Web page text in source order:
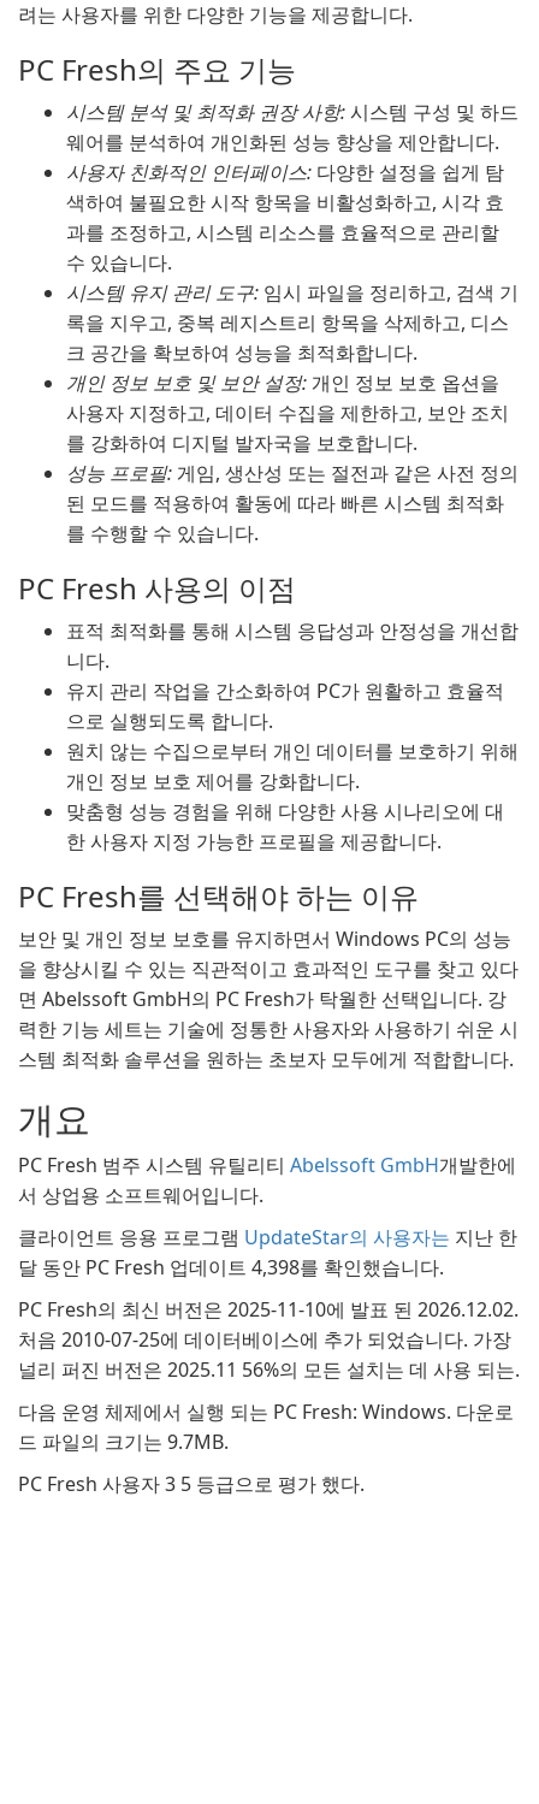
려는 사용자를 위한 다양한 기능을 제공합니다.
PC Fresh의 주요 기능
시스템 분석 및 최적화 권장 사항:시스템 구성 및 하드
웨어를 분석하여 개인화된 성능 향상을 제안합니다.
사용자 친화적인 인터페이스: 다양한 설정을 쉽게 탐
색하여 불필요한 시작 항목을 비활성화하고, 시각 효
과를 조정하고, 시스템 리소스를 효율적으로 관리할
수 있습니다.
시스템 유지 관리 도구: 임시 파일을 정리하고, 검색 기
록을 지우고, 중복 레지스트리 항목을 삭제하고, 디스
크 공간을 확보하여 성능을 최적화합니다.
개인 정보 보호 및 보안 설정: 개인 정보 보호 옵션을
사용자 지정하고, 데이터 수집을 제한하고, 보안 조치
를 강화하여 디지털 발자국을 보호합니다.
성능 프로필: 게임, 생산성 또는 절전과 같은 사전 정의
된 모드를 적용하여 활동에 따라 빠른 시스템 최적화
를 수행할 수 있습니다.
PC Fresh 사용의 이점
표적 최적화를 통해 시스템 응답성과 안정성을 개선합
니다.
유지 관리 작업을 간소화하여 PC가 원활하고 효율적
으로 실행되도록 합니다.
원치 않는 수집으로부터 개인 데이터를 보호하기 위해
개인 정보 보호 제어를 강화합니다.
맞춤형 성능 경험을 위해 다양한 사용 시나리오에 대
한 사용자 지정 가능한 프로필을 제공합니다.
PC Fresh를 선택해야 하는 이유
보안 및 개인 정보 보호를 유지하면서 Windows PC의 성능
을 향상시킬 수 있는 직관적이고 효과적인 도구를 찾고 있다
면 Abelssoft GmbH의 PC Fresh가 탁월한 선택입니다. 강
력한 기능 세트는 기술에 정통한 사용자와 사용하기 쉬운 시
스템 최적화 솔루션을 원하는 초보자 모두에게 적합합니다.
개요
PC Fresh 범주 시스템 유틸리티 Abelssoft GmbH개발한에
서 상업용 소프트웨어입니다.
클라이언트 응용 프로그램 UpdateStar의 사용자는 지난 한
달 동안 PC Fresh 업데이트 4,398를 확인했습니다.
PC Fresh의 최신 버전은 2025-11-10에 발표 된 2026.12.02.
처음 2010-07-25에 데이터베이스에 추가 되었습니다. 가장
널리 퍼진 버전은 2025.11 56%의 모든 설치는 데 사용 되는.
다음 운영 체제에서 실행 되는 PC Fresh: Windows. 다운로
드 파일의 크기는 9.7MB.
PC Fresh 사용자 3 5 등급으로 평가 했다.